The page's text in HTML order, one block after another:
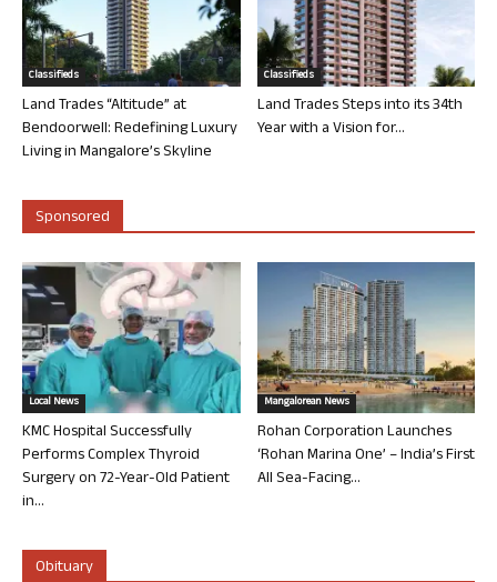
Classifieds
Land Trades “Altitude” at
Bendoorwell: Redefining Luxury
Living in Mangalore’s Skyline
Classifieds
Land Trades Steps into its 34th
Year with a Vision for...
Sponsored
Local News
KMC Hospital Successfully
Performs Complex Thyroid
Surgery on 72-Year-Old Patient
in...
Mangalorean News
Rohan Corporation Launches
‘Rohan Marina One’ – India’s First
All Sea-Facing...
Obituary